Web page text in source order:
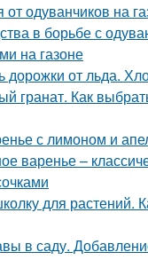
от одуванчиков на
в борьбе с
на газоне
дорожки от льда.
гранат. Как
с лимоном и
варенье –
для растений.
в саду.